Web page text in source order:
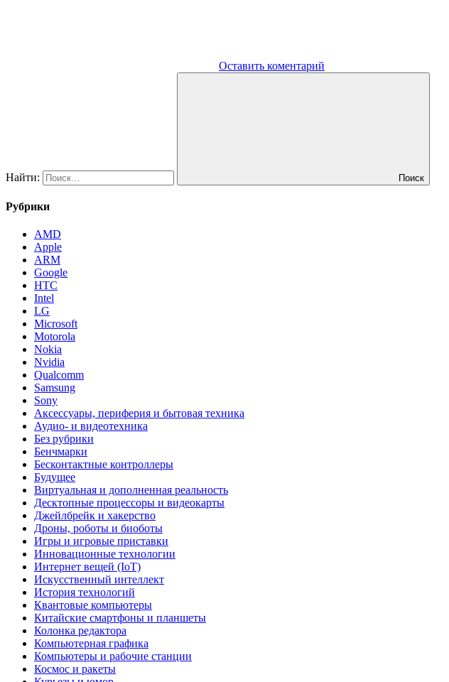
Оставить коментарий
Найти: Поиск
Рубрики
AMD
Apple
ARM
Google
HTC
Intel
LG
Microsoft
Motorola
Nokia
Nvidia
Qualcomm
Samsung
Sony
Аксессуары, периферия и бытовая техника
Аудио- и видеотехника
Без рубрики
Бенчмарки
Бесконтактные контроллеры
Будущее
Виртуальная и дополненная реальность
Десктопные процессоры и видеокарты
Джейлбрейк и хакерство
Дроны, роботы и биоботы
Игры и игровые приставки
Инновационные технологии
Интернет вещей (IoT)
Искусственный интеллект
История технологий
Квантовые компьютеры
Китайские смартфоны и планшеты
Колонка редактора
Компьютерная графика
Компьютеры и рабочие станции
Космос и ракеты